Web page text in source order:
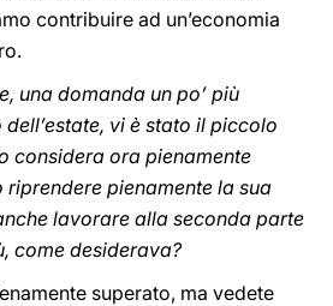
contribuire ad un’economia
una domanda un po’ più
vi è stato il piccolo
considera ora pienamente
pienamente la sua
lavorare alla seconda parte
come desiderava?
superato, ma vedete